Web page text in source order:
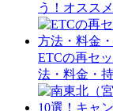
う！オスス
ETCの再セ
法・料金・